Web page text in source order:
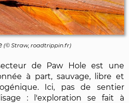
(© Straw, roadtrippin.fr)
de Paw Hole est une
à part, sauvage, libre et
Ici, pas de sentier
: l'exploration se fait à